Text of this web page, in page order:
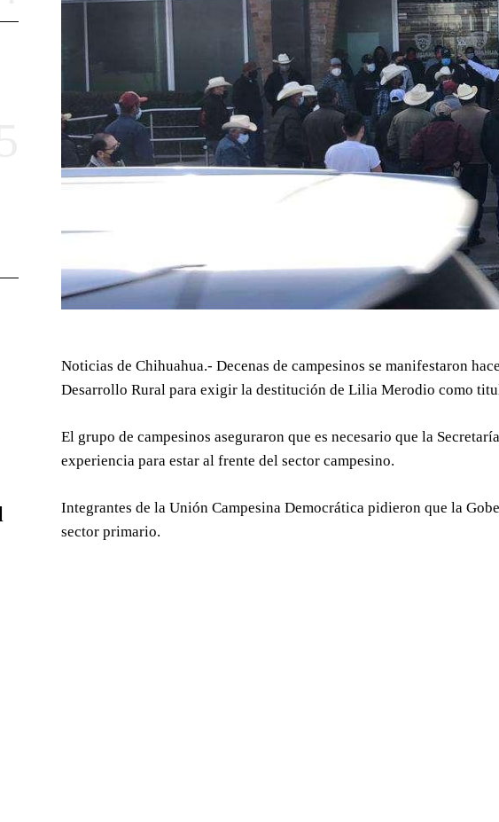
Noticias de Chihuahua.- Decenas de campesinos se manifestaron
Desarrollo Rural para exigir la destitución de Lilia Merodio como
El grupo de campesinos aseguraron que es necesario que la
experiencia para estar al frente del sector campesino.
Integrantes de la Unión Campesina Democrática pidieron que la
sector primario.